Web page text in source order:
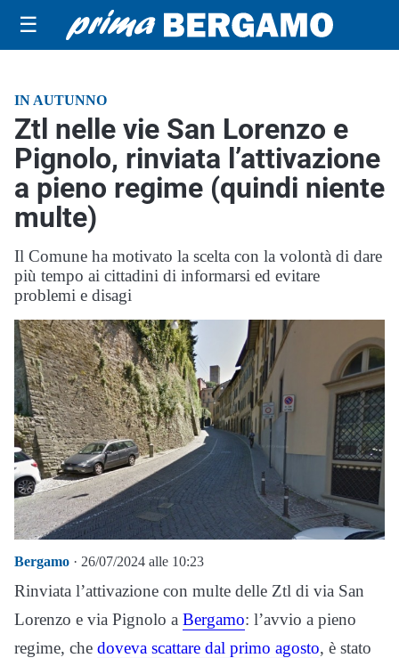
☰
IN AUTUNNO
Ztl nelle vie San Lorenzo e
Pignolo, rinviata l’attivazione
a pieno regime (quindi niente
multe)
Il Comune ha motivato la scelta con la volontà di dare
più tempo ai cittadini di informarsi ed evitare
problemi e disagi
Bergamo · 26/07/2024 alle 10:23
Rinviata l’attivazione con multe delle Ztl di via San
Lorenzo e via Pignolo a Bergamo: l’avvio a pieno
regime, che doveva scattare dal primo agosto, è stato